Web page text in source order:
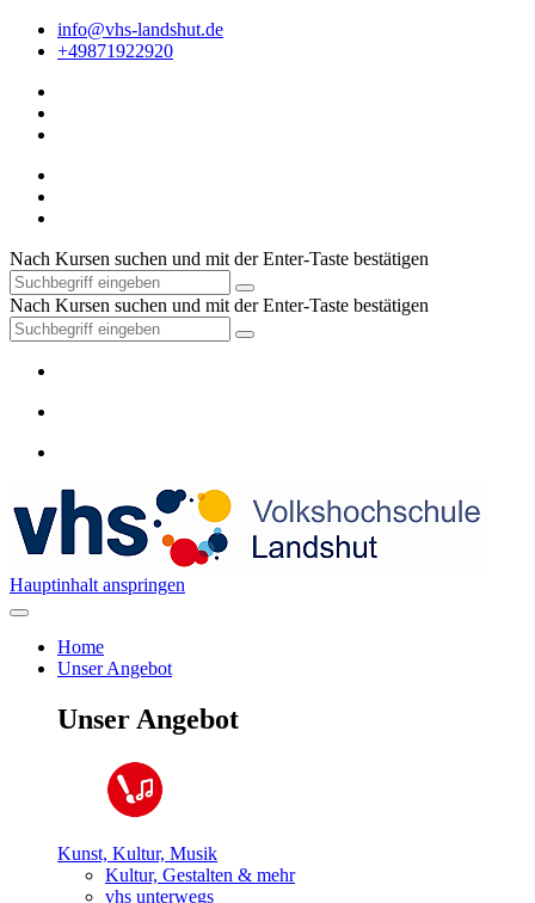
info@vhs-landshut.de
+49871922920
Nach Kursen suchen und mit der Enter-Taste bestätigen
Nach Kursen suchen und mit der Enter-Taste bestätigen
Hauptinhalt anspringen
Home
Unser Angebot
Unser Angebot
Kunst, Kultur, Musik
Kultur, Gestalten & mehr
vhs unterwegs